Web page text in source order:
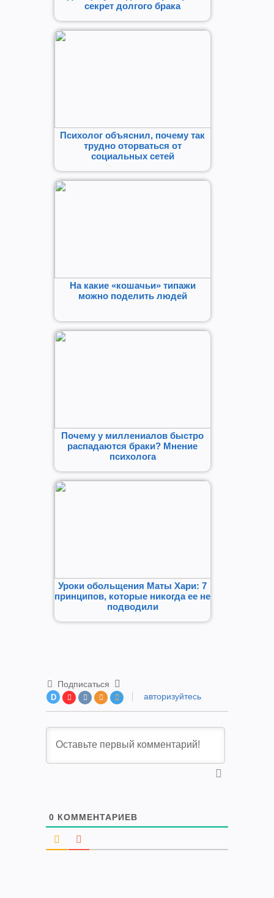
секрет долгого брака
Психолог объяснил, почему так
трудно оторваться от
социальных сетей
На какие «кошачьи» типажи
можно поделить людей
Почему у миллениалов быстро
распадаются браки? Мнение
психолога
Уроки обольщения Маты Хари: 7
принципов, которые никогда ее не
подводили
Подписаться
D авторизуйтесь
0 КОММЕНТАРИЕВ